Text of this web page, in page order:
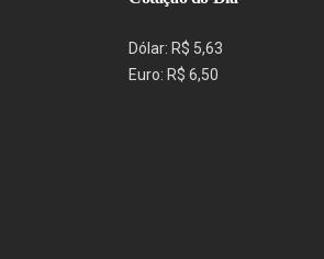
Dólar: R$ 5,63
Euro: R$ 6,50